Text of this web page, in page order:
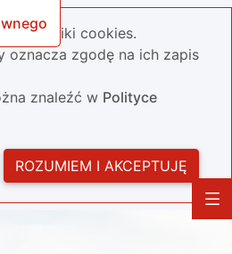
pliki cookies.
oznacza zgodę na ich zapis
znaleźć w Polityce
ROZUMIEM I AKCEPTUJĘ